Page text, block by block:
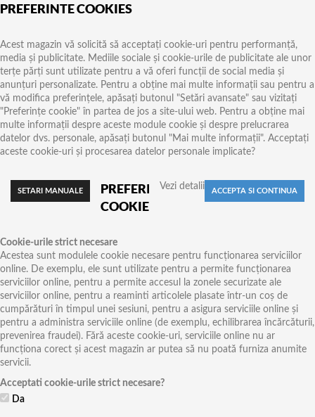
PREFERINTE COOKIES
Acest magazin vă solicită să acceptați cookie-uri pentru performanță,
media și publicitate. Mediile sociale și cookie-urile de publicitate ale unor
terțe părți sunt utilizate pentru a vă oferi funcții de social media și
anunțuri personalizate. Pentru a obține mai multe informații sau pentru a
vă modifica preferințele, apăsați butonul "Setări avansate" sau vizitați
"Preferințe cookie" în partea de jos a site-ului web. Pentru a obține mai
multe informații despre aceste module cookie și despre prelucrarea
datelor dvs. personale, apăsați butonul "Mai multe informații". Acceptați
aceste cookie-uri și procesarea datelor personale implicate?
Vezi detalii
PREFERINTE
COOKIES
Cookie-urile strict necesare
Acestea sunt modulele cookie necesare pentru funcționarea serviciilor
online. De exemplu, ele sunt utilizate pentru a permite funcționarea
serviciilor online, pentru a permite accesul la zonele securizate ale
serviciilor online, pentru a reaminti articolele plasate într-un coș de
cumpărături în timpul unei sesiuni, pentru a asigura serviciile online și
pentru a administra serviciile online (de exemplu, echilibrarea încărcăturii,
prevenirea fraudei). Fără aceste cookie-uri, serviciile online nu ar
funcționa corect și acest magazin ar putea să nu poată furniza anumite
servicii.
Acceptati cookie-urile strict necesare?
Da